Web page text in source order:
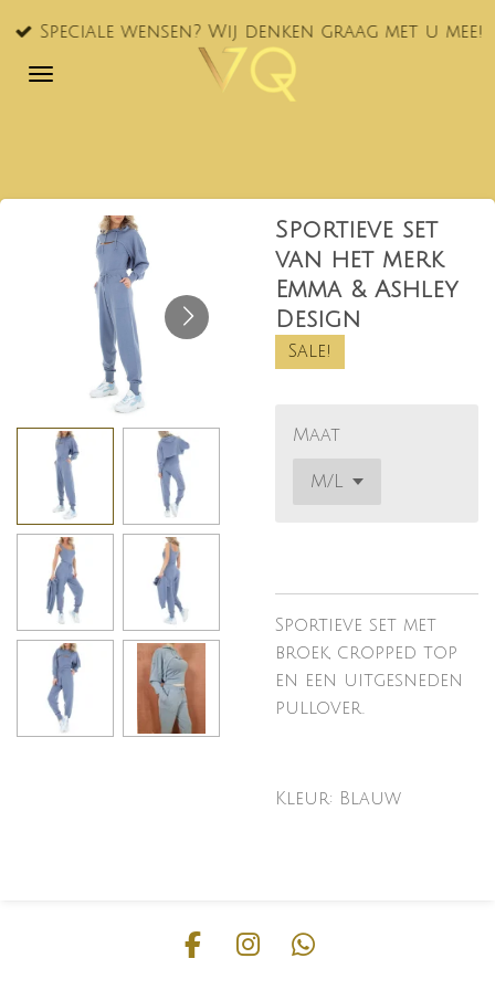
Ga
naar
Speciale wensen? Wij denken graag met u mee!
Sportieve set
van het merk
Emma & Ashley
Design
Sale!
Maat
Sportieve set met
broek, cropped top
en een uitgesneden
pullover.
Kleur: Blauw
F
I
W